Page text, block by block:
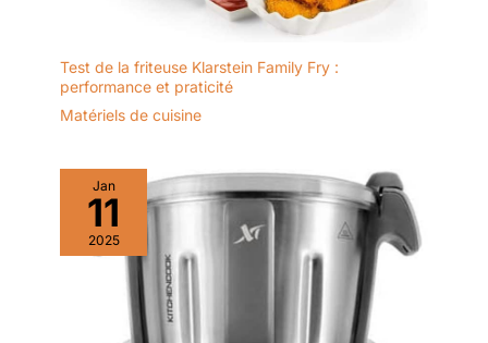
Test de la friteuse Klarstein Family Fry :
performance et praticité
Matériels de cuisine
Jan
11
2025